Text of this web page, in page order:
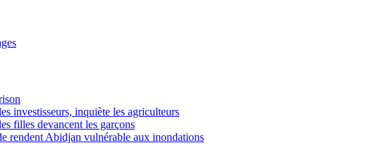
investisseurs, inquiète les agriculteurs
filles devancent les garçons
rendent Abidjan vulnérable aux inondations